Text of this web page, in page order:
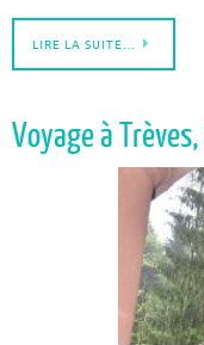
LIRE LA SUITE…
Voyage à